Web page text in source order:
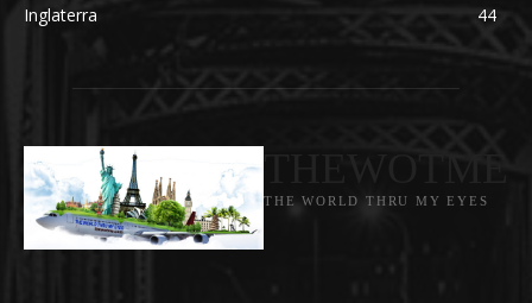
Inglaterra
44
THE WORLD THRU MY EYES